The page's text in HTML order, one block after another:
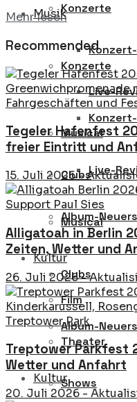
Musik
Konzerte
Live-
Musical
Clubs
Album-
Kultur
Konzerte
Live-
Musical
Clubs
Album-
Kultur
Film
Theater
Shows
Mehr lesenDetails
Recommended
Tegeler Hafenfest
freier Eintritt und
15. Juli 2026 -
Alligatoah in Berlin
Zeiten, Wetter und
26. Juli 2026 -
Treptower Parkfest
Wetter und Anfahrt
20. Juli 2026 -